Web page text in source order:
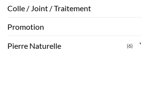
Colle / Joint / Traitement
Promotion
Pierre Naturelle (6)